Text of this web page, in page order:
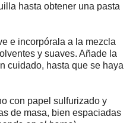
hasta obtener una pasta
e incorpórala a la mezcla
y suaves. Añade la
cuidado, hasta que se haya
con papel sulfurizado y
de masa, bien espaciadas